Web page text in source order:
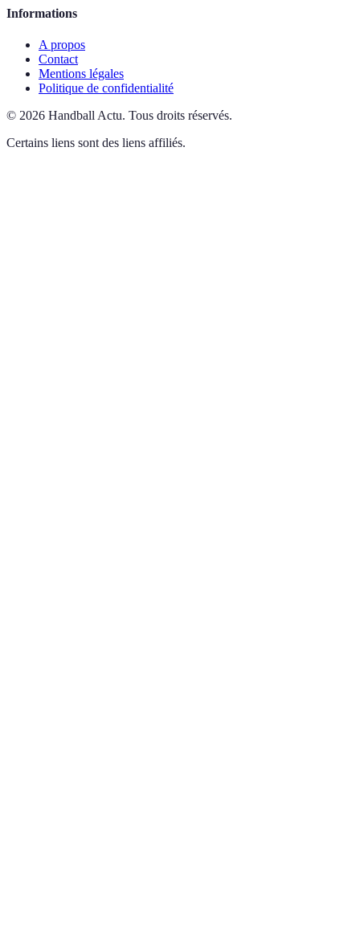
Informations
A propos
Contact
Mentions légales
Politique de confidentialité
© 2026 Handball Actu. Tous droits réservés.
Certains liens sont des liens affiliés.